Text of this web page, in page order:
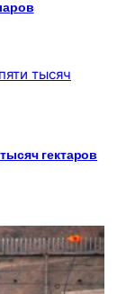
гектаров